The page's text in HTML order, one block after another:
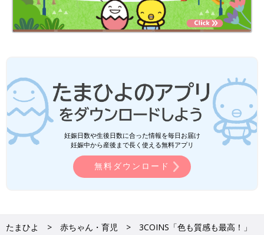
妊娠日数や生後日数に合った情報を毎日お届け
妊娠中から産後まで長く使える無料アプリ
無料ダウンロード
たまひよ 赤ちゃん・育児
3COINS「色も質感も最高！」